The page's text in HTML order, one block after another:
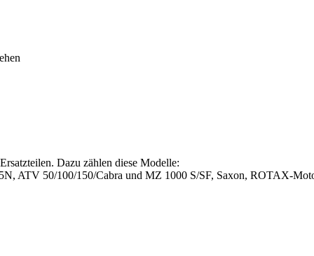
Dazu zählen diese Modelle:
ATV 50/100/150/Cabra und MZ 1000 S/SF, Saxon, ROTAX-